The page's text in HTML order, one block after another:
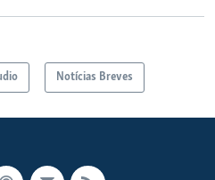
Notícias Breves